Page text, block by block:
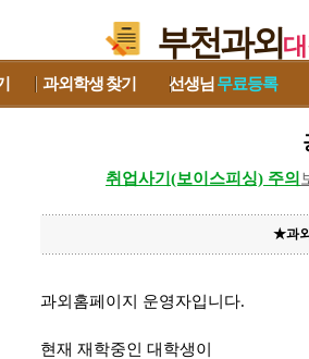
부천과외
과외학생찾기 선생님 무료등록
취업사기(보이스피싱) 주의
★과
과외홈페이지 운영자입니다.
현재 재학중인 대학생이